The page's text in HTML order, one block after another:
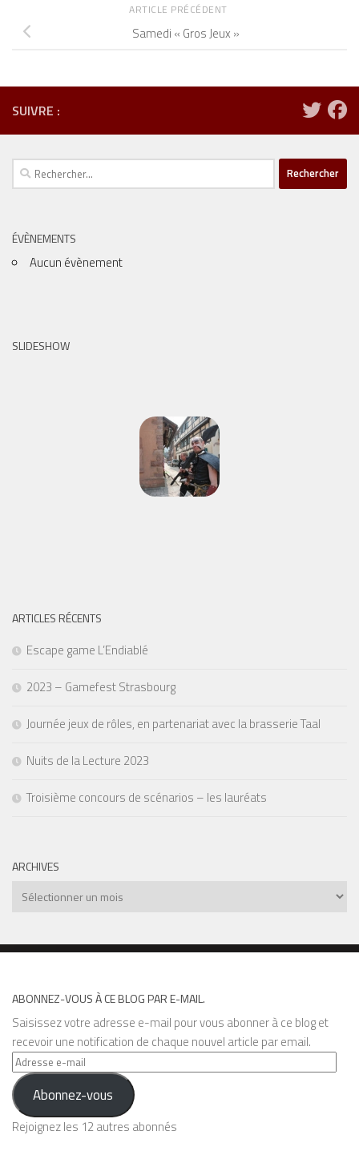
ARTICLE PRÉCÉDENT
Samedi « Gros Jeux »
SUIVRE :
Rechercher :
ÉVÈNEMENTS
Aucun évènement
SLIDESHOW
ARTICLES RÉCENTS
Escape game L’Endiablé
2023 – Gamefest Strasbourg
Journée jeux de rôles, en partenariat avec la brasserie Taal
Nuits de la Lecture 2023
Troisième concours de scénarios – les lauréats
ARCHIVES
Archives
ABONNEZ-VOUS À CE BLOG PAR E-MAIL.
Saisissez votre adresse e-mail pour vous abonner à ce blog et
recevoir une notification de chaque nouvel article par email.
Adresse
e-
mail Abonnez-vous
Rejoignez les 12 autres abonnés